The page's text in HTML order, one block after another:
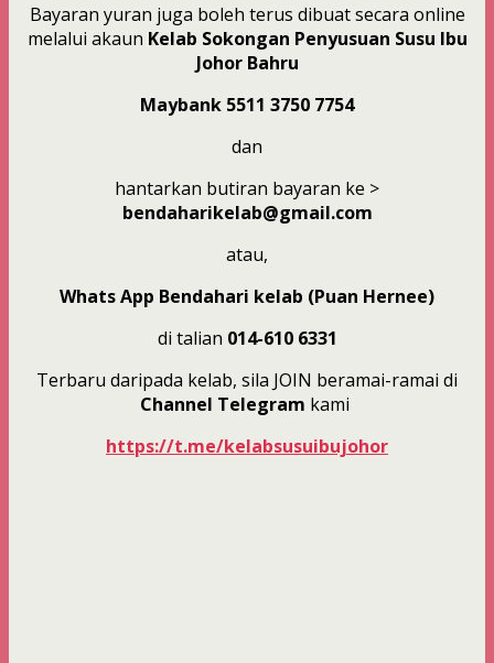
Bayaran yuran juga boleh terus dibuat secara online
melalui akaun Kelab Sokongan Penyusuan Susu Ibu
Johor Bahru
Maybank 5511 3750 7754
dan
hantarkan butiran bayaran ke >
bendaharikelab@gmail.com
atau,
Whats App Bendahari kelab (Puan Hernee)
di talian 014-610 6331
Terbaru daripada kelab, sila JOIN beramai-ramai di
Channel Telegram kami
https://t.me/kelabsusuibujohor